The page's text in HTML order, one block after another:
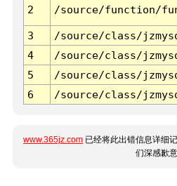
2 /source/function/
3 /source/class/
4
/source/class/
5
/source/class/
6
/source/class/
www.365jz.com 已经将此出错信息详细
们深感歉